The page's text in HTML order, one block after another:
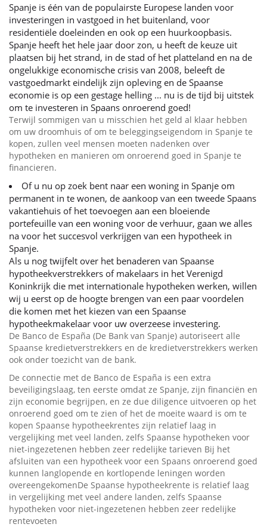
Spanje is één van de populairste Europese landen voor
investeringen in vastgoed in het buitenland, voor
residentiële doeleinden en ook op een huurkoopbasis.
Spanje heeft het hele jaar door zon, u heeft de keuze uit
plaatsen bij het strand, in de stad of het platteland en na de
ongelukkige economische crisis van 2008, beleeft de
vastgoedmarkt eindelijk zijn opleving en de Spaanse
economie is op een gestage helling ... nu is de tijd bij uitstek
om te investeren in Spaans onroerend goed!
Terwijl sommigen van u misschien het geld al klaar hebben
om uw droomhuis of om te beleggingseigendom in Spanje te
kopen, zullen veel mensen moeten nadenken over
hypotheken en manieren om onroerend goed in Spanje te
financieren.
Of u nu op zoek bent naar een woning in Spanje om
permanent in te wonen, de aankoop van een tweede Spaans
vakantiehuis of het toevoegen aan een bloeiende
portefeuille van een woning voor de verhuur, gaan we alles
na voor het succesvol verkrijgen van een hypotheek in
Spanje.
Als u nog twijfelt over het benaderen van Spaanse
hypotheekverstrekkers of makelaars in het Verenigd
Koninkrijk die met internationale hypotheken werken, willen
wij u eerst op de hoogte brengen van een paar voordelen
die komen met het kiezen van een Spaanse
hypotheekmakelaar voor uw overzeese investering.
De Banco de España (De Bank van Spanje) autoriseert alle
Spaanse kredietverstrekkers en de kredietverstrekkers werken
ook onder toezicht van de bank.
De connectie met de Banco de España is een extra
beveiligingslaag, ten eerste omdat ze Spanje, zijn financiën en
zijn economie begrijpen, en ze due diligence uitvoeren op het
onroerend goed om te zien of het de moeite waard is om te
kopen Spaanse hypotheekrentes zijn relatief laag in
vergelijking met veel landen, zelfs Spaanse hypotheken voor
niet-ingezetenen hebben zeer redelijke tarieven Bij het
afsluiten van een hypotheek voor een Spaans onroerend goed
kunnen langlopende en kortlopende leningen worden
overeengekomenDe Spaanse hypotheekrente is relatief laag
in vergelijking met veel andere landen, zelfs Spaanse
hypotheken voor niet-ingezetenen hebben zeer redelijke
rentevoeten